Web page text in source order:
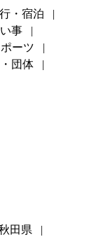
・宿泊
事
ーツ
団体
田県